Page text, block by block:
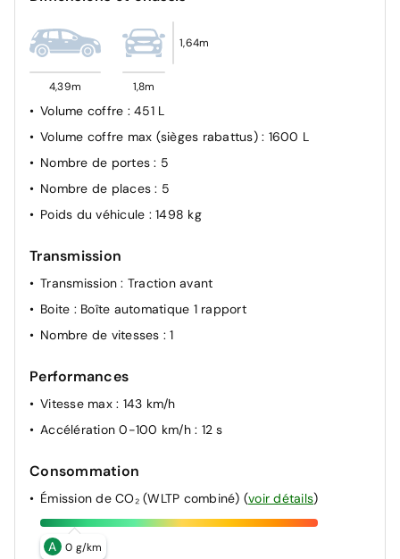
Antiblocage de roues ABS
Airbags Frontaux, latéraux AV et rideaux
Airbag passager avant déconnectable manuellement
4,39m 1,8m
1,64m
Volume coffre : 451 L
Volume coffre max (sièges rabattus) : 1600 L
Nombre de portes: 5
Nombre de places: 5
Poids du véhicule : 1498 kg
Transmission
Transmission: Traction avant
Boite : Boîte automatique 1 rapport
Nombre de vitesses : 1
Performances
Vitesse max : 143 km/h
Accélération 0-100 km/h : 12 s
Consommation
Émission de CO₂ (WLTP combiné) (voir détails)
A 0 g/km